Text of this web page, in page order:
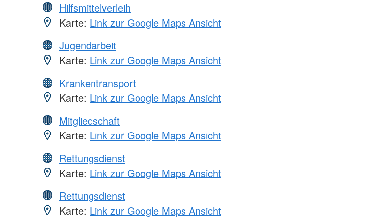
Hilfsmittelverleih
Karte: Link zur Google Maps Ansicht
Jugendarbeit
Karte: Link zur Google Maps Ansicht
Krankentransport
Karte: Link zur Google Maps Ansicht
Mitgliedschaft
Karte: Link zur Google Maps Ansicht
Rettungsdienst
Karte: Link zur Google Maps Ansicht
Rettungsdienst
Karte: Link zur Google Maps Ansicht